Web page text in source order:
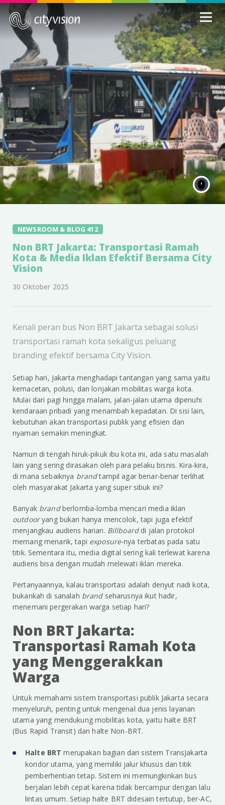
NEWSROOM & BLOG 412
Non BRT Jakarta: Transportasi Ramah
Kota & Media Iklan Efektif Bersama City
Vision
30 Oktober 2025
Kenali peran bus Non BRT Jakarta sebagai solusi
transportasi ramah kota sekaligus peluang
branding efektif bersama City Vision.
Setiap hari, Jakarta menghadapi tantangan yang sama yaitu
kemacetan, polusi, dan lonjakan mobilitas warga kota.
Mulai dari pagi hingga malam, jalan-jalan utama dipenuhi
kendaraan pribadi yang menambah kepadatan. Di sisi lain,
kebutuhan akan transportasi publik yang efisien dan
nyaman semakin meningkat.
Namun di tengah hiruk-pikuk ibu kota ini, ada satu masalah
lain yang sering dirasakan oleh para pelaku bisnis. Kira-kira,
di mana sebaiknya brandtampil agar benar-benar terlihat
oleh masyarakat Jakarta yang super sibuk ini?
Banyak brandberlomba-lomba mencari media iklan
outdooryang bukan hanya mencolok, tapi juga efektif
menjangkau audiens harian. Billboard di jalan protokol
memang menarik, tapi exposure-nya terbatas pada satu
titik. Sementara itu, media digital sering kali terlewat karena
audiens bisa dengan mudah melewati iklan mereka.
Pertanyaannya, kalau transportasi adalah denyut nadi kota,
bukankah di sanalah brand seharusnya ikut hadir,
menemani pergerakan warga setiap hari?
Non BRT Jakarta:
Transportasi Ramah Kota
yang Menggerakkan
Warga
Untuk memahami sistem transportasi publik Jakarta secara
menyeluruh, penting untuk mengenal dua jenis layanan
utama yang mendukung mobilitas kota, yaitu halte BRT
(Bus Rapid Transit) dan halte Non-BRT.
Halte BRTmerupakan bagian dari sistem TransJakarta
koridor utama, yang memiliki jalur khusus dan titik
pemberhentian tetap. Sistem ini memungkinkan bus
berjalan lebih cepat karena tidak bercampur dengan lalu
lintas umum. Setiap halte BRT didesain tertutup, ber-AC,